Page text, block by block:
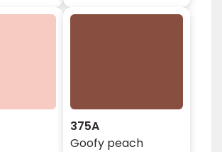
375A
Goofy peach